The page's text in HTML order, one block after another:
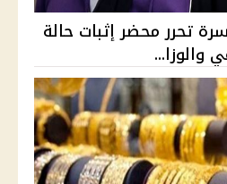
الأسرة تحرر محضر إثبات حالة